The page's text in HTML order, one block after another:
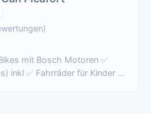
mit Bosch Motoren ✅
inkl ✅ Fahrräder für Kinder ✅